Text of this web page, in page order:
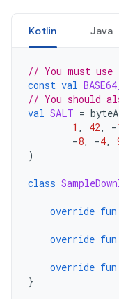
Kotlin Java
// You must
const val
// You should
val SALT =
1 , 42, -
-8, -4,
)
class
override fun
override fun
override fun
}